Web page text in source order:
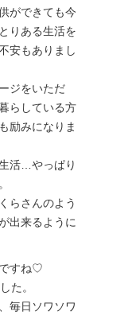
ができても今
りある生活を
安もありまし
ジをいただ
らしている方
励みになりま
活…やっぱり
らさんのよう
出来るように
すね♡
た。
毎日ソワソワ